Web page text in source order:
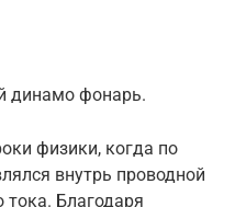
динамо фонарь.
физики, когда по
внутрь проводной
тока. Благодаря